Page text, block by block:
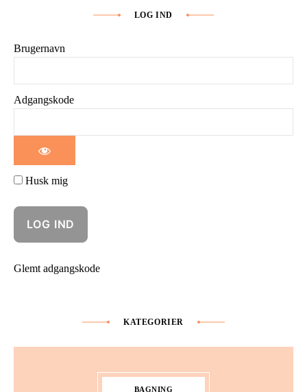
LOG IND
Brugernavn
Adgangskode
Husk mig
Glemt adgangskode
KATEGORIER
BAGNING